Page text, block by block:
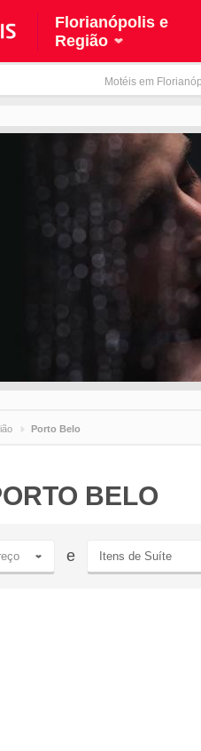
Florianópolis e
Região
Motéis em
Porto Belo
BELO
e